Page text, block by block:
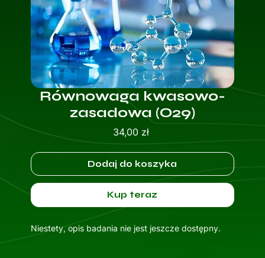
Równowaga kwasowo-
zasadowa (O29)
34,00 złCena
Dodaj do koszyka
Kup teraz
Niestety, opis badania nie jest jeszcze dostępny.